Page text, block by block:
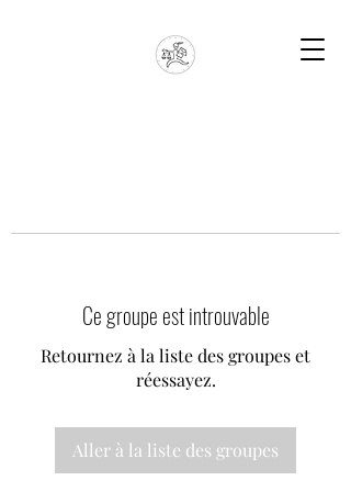
Ce groupe est introuvable
Retournez à la liste des groupes et
réessayez.
Aller à la liste des groupes